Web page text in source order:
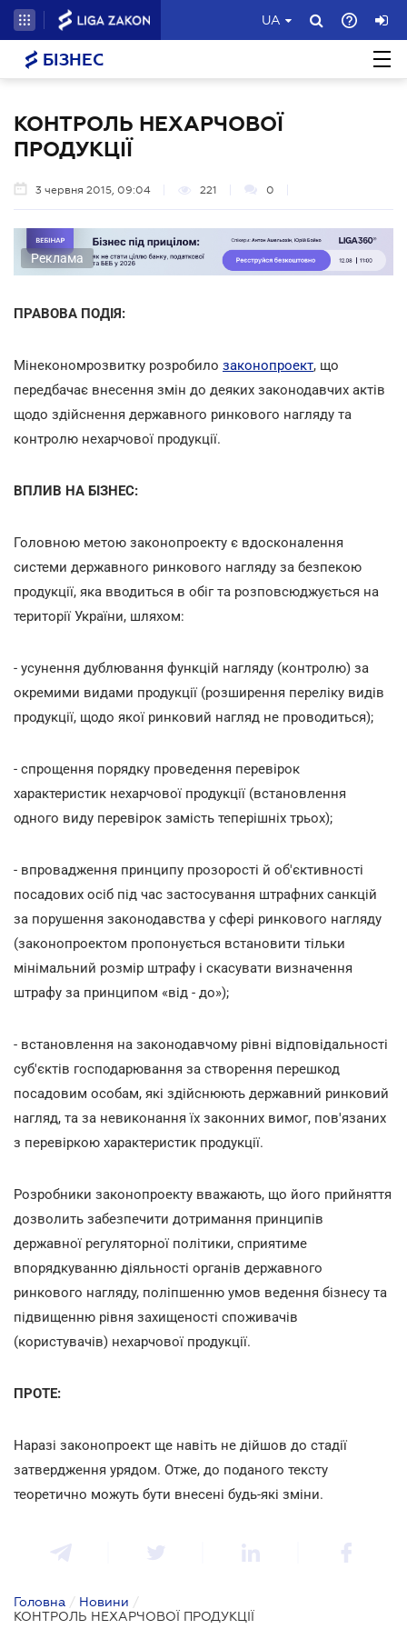
UA
БІЗНЕС
КОНТРОЛЬ НЕХАРЧОВОЇ
ПРОДУКЦІЇ
3 червня 2015, 09:04 221 0
Реклама
ПРАВОВА ПОДІЯ:
Мінекономрозвитку розробило законопроект, що
передбачає внесення змін до деяких законодавчих актів
щодо здійснення державного ринкового нагляду та
контролю нехарчової продукції.
ВПЛИВ НА БІЗНЕС:
Головною метою законопроекту є вдосконалення
системи державного ринкового нагляду за безпекою
продукції, яка вводиться в обіг та розповсюджується на
території України, шляхом:
- усунення дублювання функцій нагляду (контролю) за
окремими видами продукції (розширення переліку видів
продукції, щодо якої ринковий нагляд не проводиться);
- спрощення порядку проведення перевірок
характеристик нехарчової продукції (встановлення
одного виду перевірок замість теперішніх трьох);
- впровадження принципу прозорості й об'єктивності
посадових осіб під час застосування штрафних санкцій
за порушення законодавства у сфері ринкового нагляду
(законопроектом пропонується встановити тільки
мінімальний розмір штрафу і скасувати визначення
штрафу за принципом «від - до»);
- встановлення на законодавчому рівні відповідальності
суб'єктів господарювання за створення перешкод
посадовим особам, які здійснюють державний ринковий
нагляд, та за невиконання їх законних вимог, пов'язаних
з перевіркою характеристик продукції.
Розробники законопроекту вважають, що його прийняття
дозволить забезпечити дотримання принципів
державної регуляторної політики, сприятиме
впорядкуванню діяльності органів державного
ринкового нагляду, поліпшенню умов ведення бізнесу та
підвищенню рівня захищеності споживачів
(користувачів) нехарчової продукції.
ПРОТЕ:
Наразі законопроект ще навіть не дійшов до стадії
затвердження урядом. Отже, до поданого тексту
теоретично можуть бути внесені будь-які зміни.
Головна / Новини /
КОНТРОЛЬ НЕХАРЧОВОЇ ПРОДУКЦІЇ